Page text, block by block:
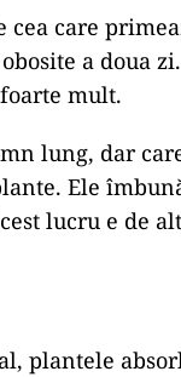
care
a doua
mult.
lung, dar
Ele
lucru e de
plantele